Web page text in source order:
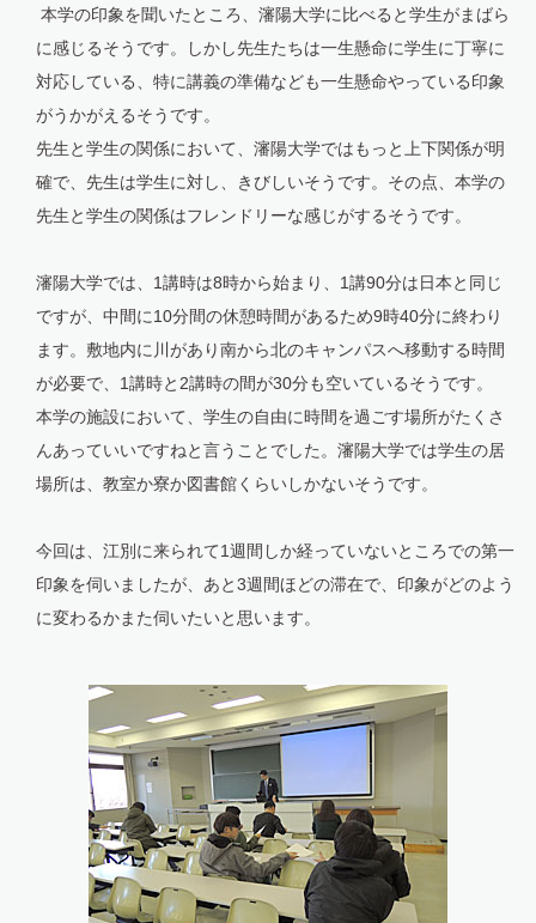
本学の印象を聞いたところ、瀋陽大学に比べると学生がまばら
に感じるそうです。しかし先生たちは一生懸命に学生に丁寧に
対応している、特に講義の準備なども一生懸命やっている印象
がうかがえるそうです。
先生と学生の関係において、瀋陽大学ではもっと上下関係が明
確で、先生は学生に対し、きびしいそうです。その点、本学の
先生と学生の関係はフレンドリーな感じがするそうです。
瀋陽大学では、1講時は8時から始まり、1講90分は日本と同じ
ですが、中間に10分間の休憩時間があるため9時40分に終わり
ます。敷地内に川があり南から北のキャンパスへ移動する時間
が必要で、1講時と2講時の間が30分も空いているそうです。
本学の施設において、学生の自由に時間を過ごす場所がたくさ
んあっていいですねと言うことでした。瀋陽大学では学生の居
場所は、教室か寮か図書館くらいしかないそうです。
今回は、江別に来られて1週間しか経っていないところでの第一
印象を伺いましたが、あと3週間ほどの滞在で、印象がどのよう
に変わるかまた伺いたいと思います。